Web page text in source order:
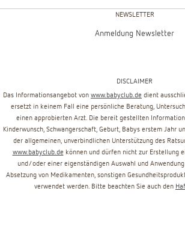
NEWSLETTER
Anmeldung Newsletter
DISCLAIMER
Das Informationsangebot von www.babyclub.de dient
ersetzt in keinem Fall eine persönliche Beratung,
einen approbierten Arzt. Die bereit gestellten
Kinderwunsch, Schwangerschaft, Geburt, Babys erstem Jahr
der allgemeinen, unverbindlichen Unterstützung des
www.babyclub.de können und dürfen nicht zur Erstellung
und/oder einer eigenständigen Auswahl und Anwendung
Absetzung von Medikamenten, sonstigen
verwendet werden. Bitte beachten Sie auch den